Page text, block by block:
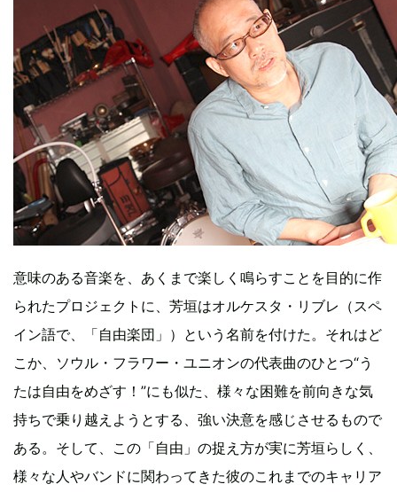
意味のある音楽を、あくまで楽しく鳴らすことを目的に作
られたプロジェクトに、芳垣はオルケスタ・リブレ（スペ
イン語で、「自由楽団」）という名前を付けた。それはど
こか、ソウル・フラワー・ユニオンの代表曲のひとつ“う
たは自由をめざす！”にも似た、様々な困難を前向きな気
持ちで乗り越えようとする、強い決意を感じさせるもので
ある。そして、この「自由」の捉え方が実に芳垣らしく、
様々な人やバンドに関わってきた彼のこれまでのキャリア